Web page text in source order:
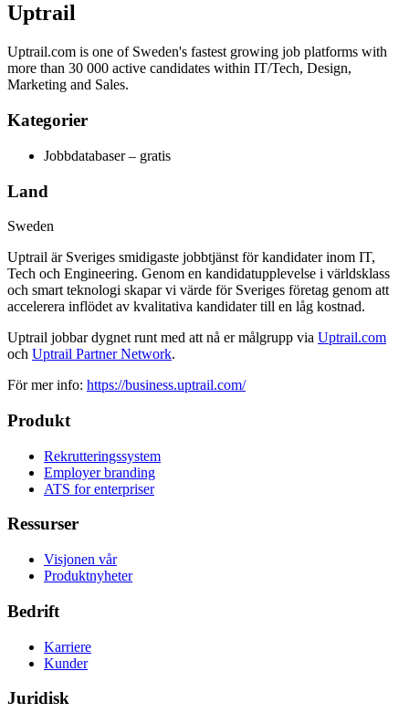
Uptrail
Uptrail.com is one of Sweden's fastest growing job platforms with
more than 30 000 active candidates within IT/Tech, Design,
Marketing and Sales.
Kategorier
Jobbdatabaser – gratis
Land
Sweden
Uptrail är Sveriges smidigaste jobbtjänst för kandidater inom IT,
Tech och Engineering. Genom en kandidatupplevelse i världsklass
och smart teknologi skapar vi värde för Sveriges företag genom att
accelerera inflödet av kvalitativa kandidater till en låg kostnad.
Uptrail jobbar dygnet runt med att nå er målgrupp via Uptrail.com
och Uptrail Partner Network.
För mer info: https://business.uptrail.com/
Produkt
Rekrutteringssystem
Employer branding
ATS for enterpriser
Ressurser
Visjonen vår
Produktnyheter
Bedrift
Karriere
Kunder
Juridisk